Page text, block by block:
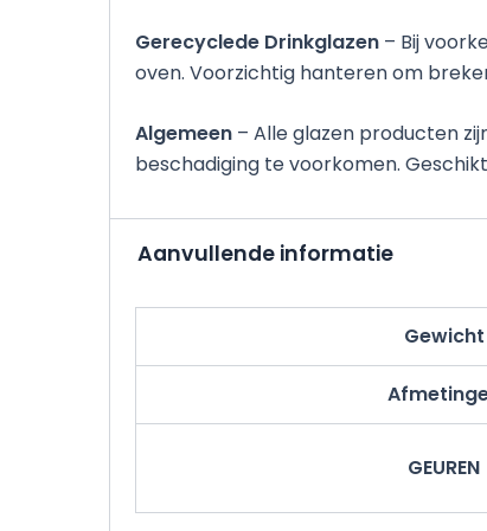
Gerecyclede Drinkglazen– Bij
oven. Voorzichtig hanteren om
Algemeen– Alle glazen producten
beschadiging te voorkomen.
Aanvullende informatie
Gewicht
GEUREN